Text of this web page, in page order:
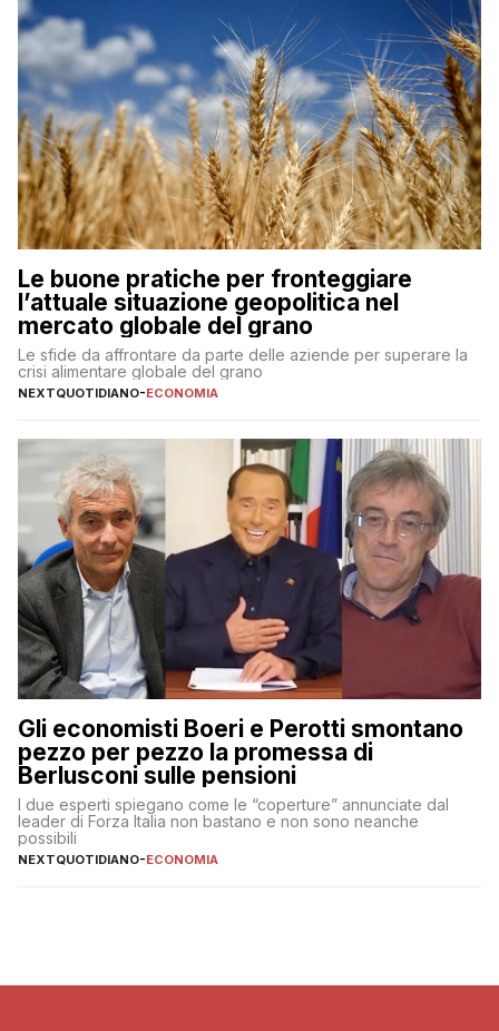
Le buone pratiche per fronteggiare
l’attuale situazione geopolitica nel
mercato globale del grano
Le sfide da affrontare da parte delle aziende per superare la
crisi alimentare globale del grano
NEXTQUOTIDIANO-ECONOMIA
Gli economisti Boeri e Perotti smontano
pezzo per pezzo la promessa di
Berlusconi sulle pensioni
I due esperti spiegano come le “coperture” annunciate dal
leader di Forza Italia non bastano e non sono neanche
possibili
NEXTQUOTIDIANO-ECONOMIA